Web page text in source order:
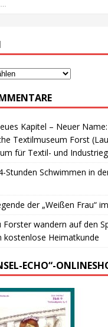
Kapitel – Neuer
Textilmuseum Forst
für Textil- und
Stunden Schwimmen in
der „Weißen Frau“
Forster wandern auf den
kostenlose Heimatkunde
ECHO“-